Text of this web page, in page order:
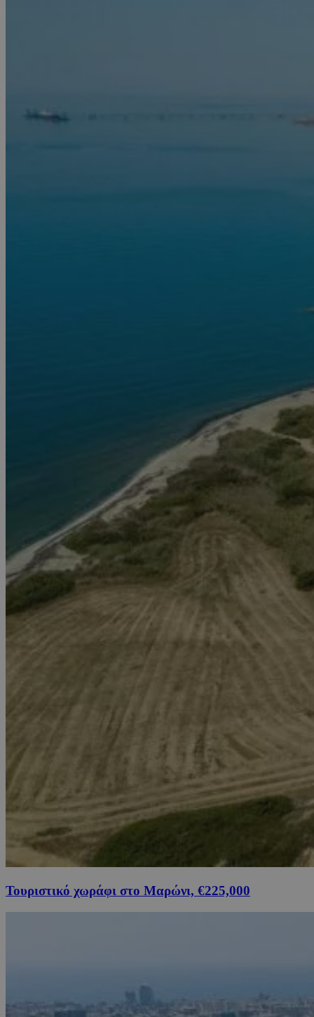
Τουριστικό χωράφι στο Μαρώνι, €225,000